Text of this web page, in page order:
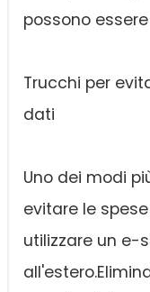
possono
Trucchi per
dati
Uno dei modi
evitare le
utilizzare un e-